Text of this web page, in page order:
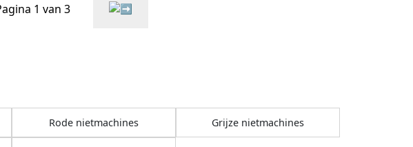
1 van 3
Rode nietmachines Grijze nietmachines